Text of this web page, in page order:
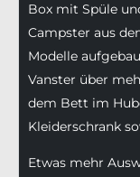
Box mit Spüle
Campster aus
Modelle
Vanster über
dem Bett im
Kleiderschrank
Etwas mehr